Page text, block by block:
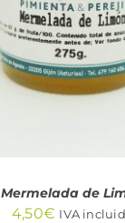
Mermelada de
4,50€ IVA